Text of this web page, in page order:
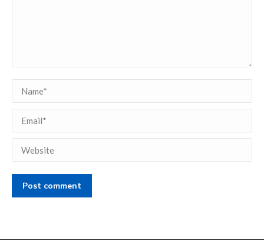
Name *
Email *
Website
Post comment